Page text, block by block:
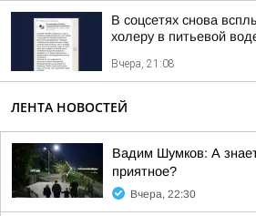
В соцсетях снова
холеру в питьевой
Вчера, 21:08
ЛЕНТА НОВОСТЕЙ
Вадим Шумков: А
приятное?
Вчера, 22:30